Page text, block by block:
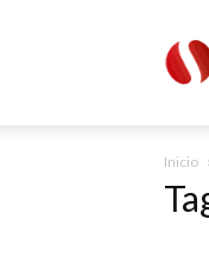
Online
Inicio